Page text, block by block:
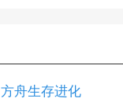
方舟生存进化